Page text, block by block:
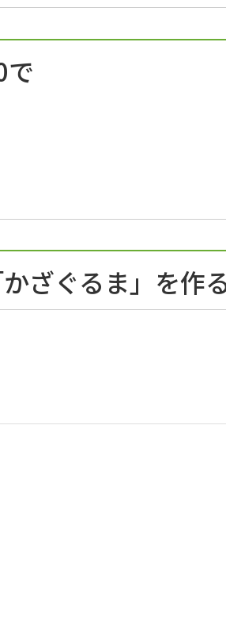
で
で
費
ざぐるま」を作る